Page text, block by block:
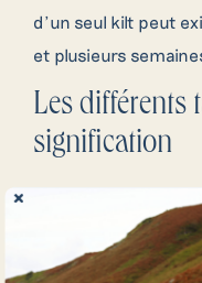
Pour toute
notre
de nos
d’un seul kilt peut
et plusieurs
Les différents
signification
Au sein de
capte
étoffe colorée,